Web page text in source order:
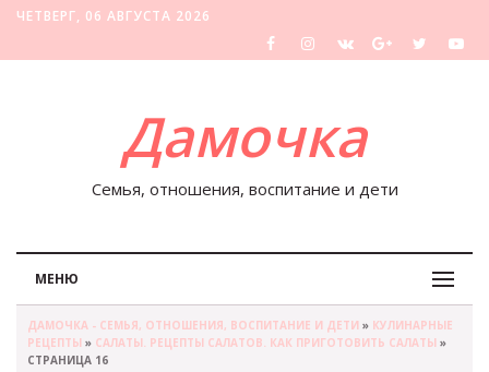
ЧЕТВЕРГ, 06 АВГУСТА 2026
Дамочка
Семья, отношения, воспитание и дети
МЕНЮ
ДАМОЧКА - СЕМЬЯ, ОТНОШЕНИЯ, ВОСПИТАНИЕ И ДЕТИ » КУЛИНАРНЫЕ
РЕЦЕПТЫ » САЛАТЫ. РЕЦЕПТЫ САЛАТОВ. КАК ПРИГОТОВИТЬ САЛАТЫ »
СТРАНИЦА 16